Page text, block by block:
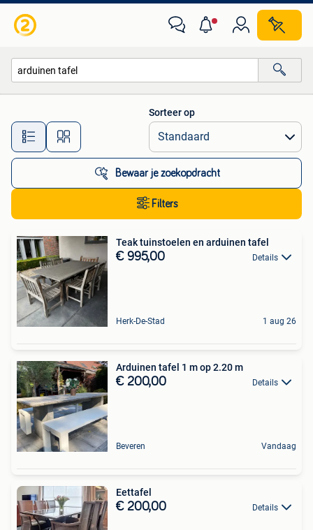
Alle afstanden…
Sorteer op
Bewaar je zoekopdracht
Filters
Teak tuinstoelen en arduinen tafel
€ 995,00 Details
Herk-De-Stad 1 aug 26
Arduinen tafel 1 m op 2.20 m
€ 200,00 Details
Beveren Vandaag
Eettafel
€ 200,00 Details